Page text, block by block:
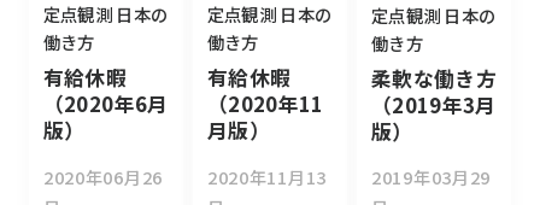
定点観測 日本の
働き方
有給休暇
（2020年6月
版）
2020年06月26
定点観測 日本の
働き方
有給休暇
（2020年11
月版）
2020年11月13
定点観測 日本の
働き方
柔軟な働き方
（2019年3月
版）
2019年03月29